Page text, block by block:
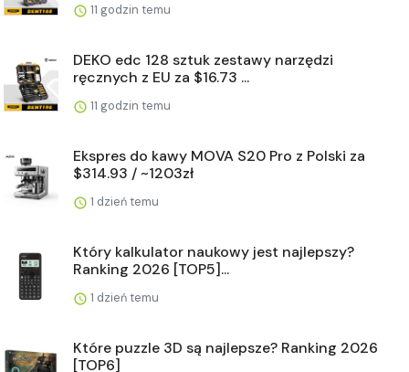
11 godzin temu
DEKO edc 128 sztuk zestawy narzędzi
ręcznych z EU za $16.73 ...
11 godzin temu
Ekspres do kawy MOVA S20 Pro z Polski za
$314.93 / ~1203zł
1 dzień temu
Który kalkulator naukowy jest najlepszy?
Ranking 2026 [TOP5]...
1 dzień temu
Które puzzle 3D są najlepsze? Ranking 2026
[TOP6]